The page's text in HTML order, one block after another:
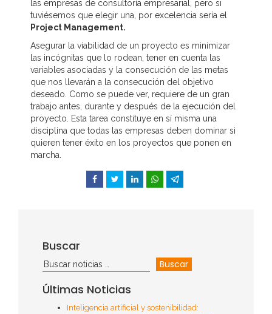
las empresas de consultoría empresarial, pero si
tuviésemos que elegir una, por excelencia sería el
Project Management.
Asegurar la viabilidad de un proyecto es minimizar
las incógnitas que lo rodean, tener en cuenta las
variables asociadas y la consecución de las metas
que nos llevarán a la consecución del objetivo
deseado. Como se puede ver, requiere de un gran
trabajo antes, durante y después de la ejecución del
proyecto. Esta tarea constituye en sí misma una
disciplina que todas las empresas deben dominar si
quieren tener éxito en los proyectos que ponen en
marcha.
Facebook
Twitter LinkedInWhatsApp
Buscar
Últimas Noticias
Inteligencia artificial y sostenibilidad: